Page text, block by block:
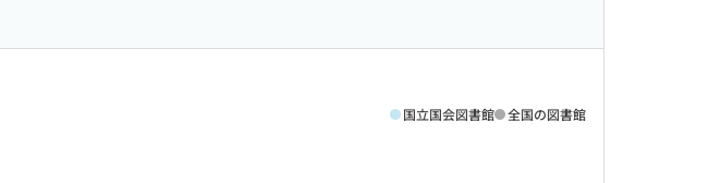
国立国会図書館 全国の図書館